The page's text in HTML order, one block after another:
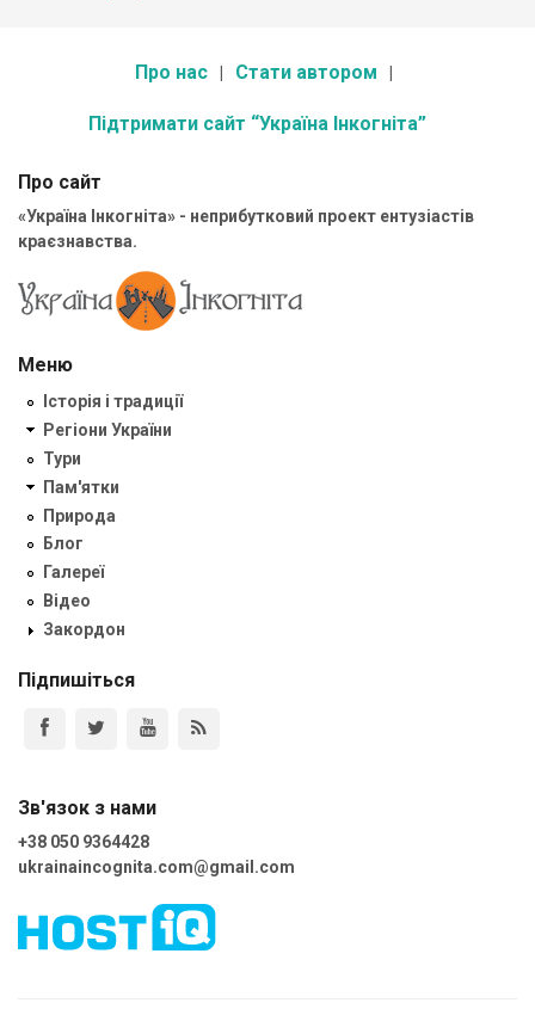
Про нас Стати автором
Підтримати сайт “Україна Інкогніта”
Про сайт
«Україна Інкогніта» - неприбутковий проект ентузіастів
краєзнавства.
Меню
Історія і традиції
Регіони України
Тури
Пам'ятки
Природа
Блог
Галереї
Відео
Закордон
Підпишіться
Зв'язок з нами
+38 050 9364428
ukrainaincognita.com@gmail.com